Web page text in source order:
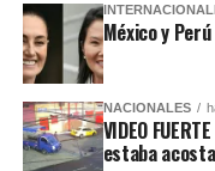
México y
NACIONALES
VIDEO
estaba